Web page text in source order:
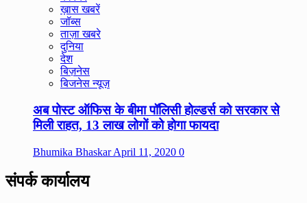
ख़ास खबरें
जॉब्स
ताज़ा खबरे
दुनिया
देश
बिज़नेस
बिजनेस न्यूज़
अब पोस्ट ऑफिस के बीमा पॉलिसी होल्डर्स को सरकार से
मिली राहत, 13 लाख लोगों को होगा फायदा
Bhumika BhaskarApril 11, 2020 0
संपर्क कार्यालय